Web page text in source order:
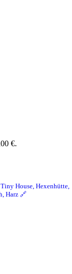
€.
House, Hexenhütte,
Harz🔗